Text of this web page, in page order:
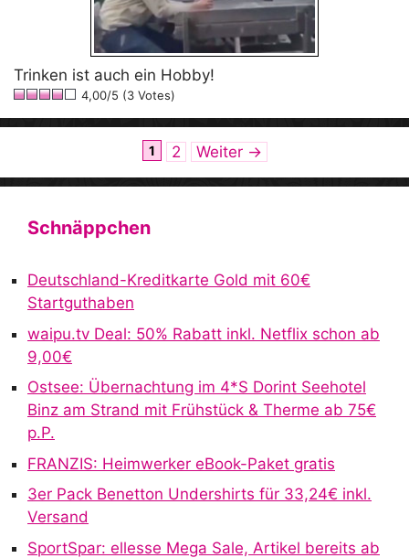
Trinken ist auch ein Hobby!
4,00/5 (3 Votes)
Seite
1 Seite
2 Weiter →
Schnäppchen
Deutschland-Kreditkarte Gold mit 60€
Startguthaben
waipu.tv Deal: 50% Rabatt inkl. Netflix schon ab
9,00€
Ostsee: Übernachtung im 4*S Dorint Seehotel
Binz am Strand mit Frühstück & Therme ab 75€
p.P.
FRANZIS: Heimwerker eBook-Paket gratis
3er Pack Benetton Undershirts für 33,24€ inkl.
Versand
SportSpar: ellesse Mega Sale, Artikel bereits ab